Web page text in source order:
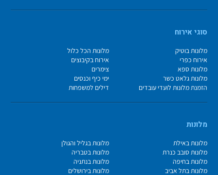
סוגי אירוח
מלונות בוטיק
מלונות הכל כלול
אירוח כפרי
אירוח בקיבוצים
מלונות ספא
צימרים
מלונות גלאט כשר
ימי כיף וכנסים
הזמנת מלונות לועדי עובדים
דילים למשפחות
מלונות
מלונות באילת
מלונות בגליל והגולן
מלונות סובב כנרת
מלונות בטבריה
מלונות בחיפה
מלונות בנתניה
מלונות בתל אביב
מלונות בירושלים